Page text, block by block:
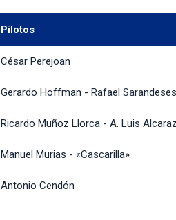
Pilotos
César Perejoan
Gerardo Hoffman - Rafael Sarandeses
Ricardo Muñoz Llorca - A. Luis Alcaraz
Manuel Murias - «Cascarilla»
Antonio Cendón